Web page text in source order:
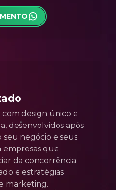
com design único e
desenvolvidos após
negócio e seus
empresas que
da concorrência,
e estratégias
marketing.